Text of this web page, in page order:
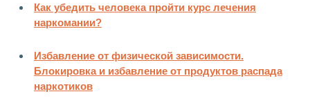
Как убедить человека пройти курс лечения
наркомании?
Избавление от физической зависимости.
Блокировка и избавление от продуктов распада
наркотиков